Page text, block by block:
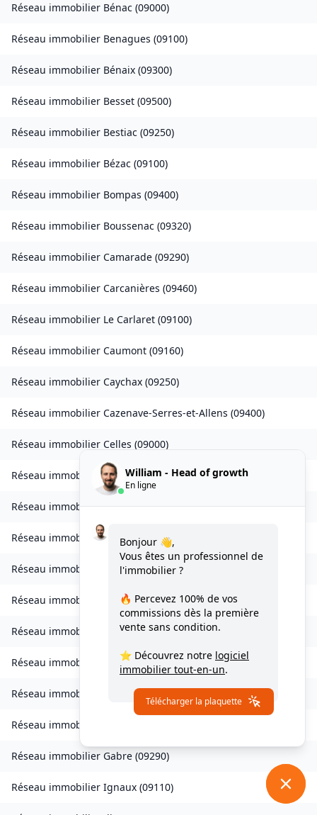
Réseau immobilier Bénac (09000)
Réseau immobilier Benagues (09100)
Réseau immobilier Bénaix (09300)
Réseau immobilier Besset (09500)
Réseau immobilier Bestiac (09250)
Réseau immobilier Bézac (09100)
Réseau immobilier Bompas (09400)
Réseau immobilier Boussenac (09320)
Réseau immobilier Camarade (09290)
Réseau immobilier Carcanières (09460)
Réseau immobilier Le Carlaret (09100)
Réseau immobilier Caumont (09160)
Réseau immobilier Caychax (09250)
Réseau immobilier Cazenave-Serres-et-Allens (09400)
Réseau immobilier Celles (09000)
Réseau immobilierChâteau-Verdun(09310)
Réseau immobilierClermont(09420)
Réseau immobilierCoussa(09120)
Réseau immobilier Daumazan-sur-Arize
Réseau immobilier Esplas (09700)
Réseau immobilier Esplas-de-Sérou(09420)
Réseau immobilier Eycheil(09200)
Réseau immobilier (
Réseau immobilier
Réseau immobilier Gabre (09290)
Réseau immobilier Ignaux (09110)
William - Head of growth
En ligne
Bonjour 👋,
Vous êtes un professionnel de
l'immobilier ?
🔥 Percevez 100% de vos
commissions dès la première
vente sans condition.
⭐ Découvrez notre logiciel
immobilier tout-en-un.
Télécharger la plaquette